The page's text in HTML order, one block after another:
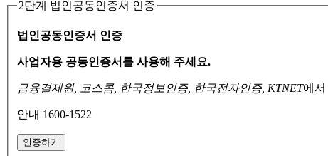
2단계 법인공동인증서 인증
법인공동인증서 인증
사업자용 공동인증서를 사용해 주세요.
금융결제원, 코스콤, 한국정보인증, 한국전자인증, KTNET에서
안내 1600-1522
인증하기